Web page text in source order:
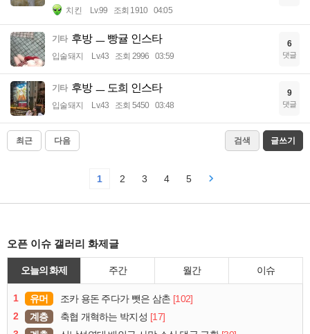
치킨 Lv.99 조회 1910 04:05
기타 후방 ㅡ 빵귤 인스타
입술돼지 Lv.43 조회 2996 03:59
6
댓글
기타 후방 ㅡ 도희 인스타
입술돼지 Lv.43 조회 5450 03:48
9
댓글
최근 다음 검색 글쓰기
1 2 3 4 5
오픈 이슈 갤러리 화제글
오늘의 화제 주간 월간 이슈
1 유머 조카 용돈 주다가 뺏은 삼촌 [102]
2
계층 축협 개혁하는 박지성 [17]